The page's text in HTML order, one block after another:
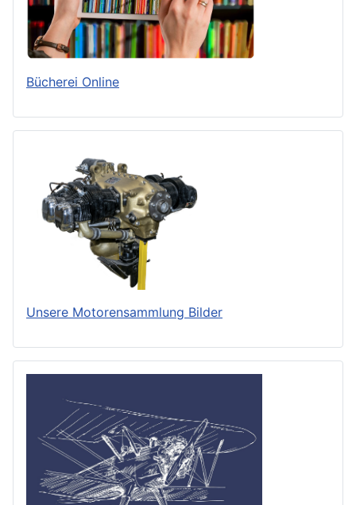
Bücherei Online
Unsere Motorensammlung Bilder